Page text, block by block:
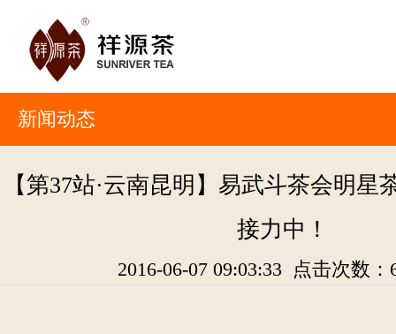
新闻动态
【第37站·云南昆明】易武斗茶会明星
接力中！
2016-06-07 09:03:33 点击次数：